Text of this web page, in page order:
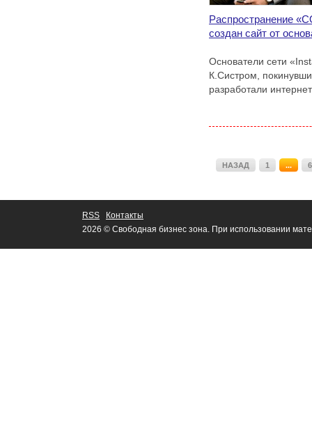
Распространение
создан сайт от
Основатели сети
К.Систром,
разработали
НАЗАД 1 ... 6
RSS
Контакты
2026 © Свободная бизнес зона. При использовании